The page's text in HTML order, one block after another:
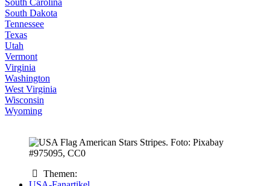
South Carolina
South Dakota
Tennessee
Texas
Utah
Vermont
Virginia
Washington
West Virginia
Wisconsin
Wyoming
Themen: